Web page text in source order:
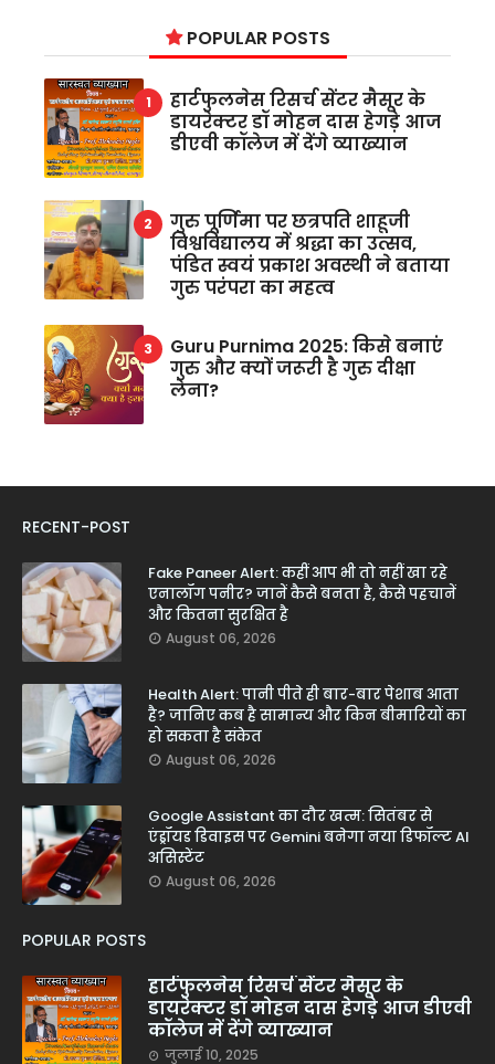
POPULAR POSTS
हार्टफुलनेस रिसर्च सेंटर मैसूर के
डायरेक्टर डॉ मोहन दास हेगड़े आज
डीएवी कॉलेज में देंगे व्याख्यान
गुरु पूर्णिमा पर छत्रपति शाहूजी
विश्वविद्यालय में श्रद्धा का उत्सव,
पंडित स्वयं प्रकाश अवस्थी ने बताया
गुरु परंपरा का महत्व
Guru Purnima 2025: किसे बनाएं
गुरु और क्यों जरूरी है गुरु दीक्षा
लेना?
RECENT-POST
Fake Paneer Alert: कहीं आप भी तो नहीं खा रहे
एनालॉग पनीर? जानें कैसे बनता है, कैसे पहचानें
और कितना सुरक्षित है
August 06, 2026
Health Alert: पानी पीते ही बार-बार पेशाब आता
है? जानिए कब है सामान्य और किन बीमारियों का
हो सकता है संकेत
August 06, 2026
Google Assistant का दौर खत्म: सितंबर से
एंड्रॉयड डिवाइस पर Gemini बनेगा नया डिफॉल्ट AI
असिस्टेंट
August 06, 2026
POPULAR POSTS
हार्टफुलनेस रिसर्च सेंटर मैसूर के
डायरेक्टर डॉ मोहन दास हेगड़े आज डीएवी
कॉलेज में देंगे व्याख्यान
जुलाई 10, 2025